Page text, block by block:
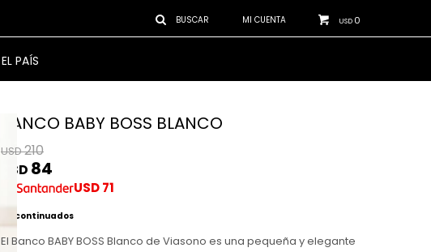
EL PAÍS
USD 0
BANCO BABY BOSS BLANCO
USD210
USD 84
USD71
Discontinuados
El Banco BABY BOSS Blanco de Viasono es una pequeña y elegante